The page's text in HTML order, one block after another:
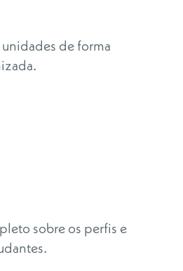
de forma
sobre os perfis e